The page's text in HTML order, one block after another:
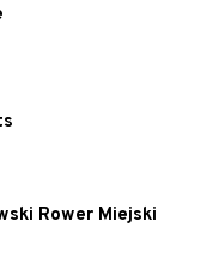
Rower Miejski